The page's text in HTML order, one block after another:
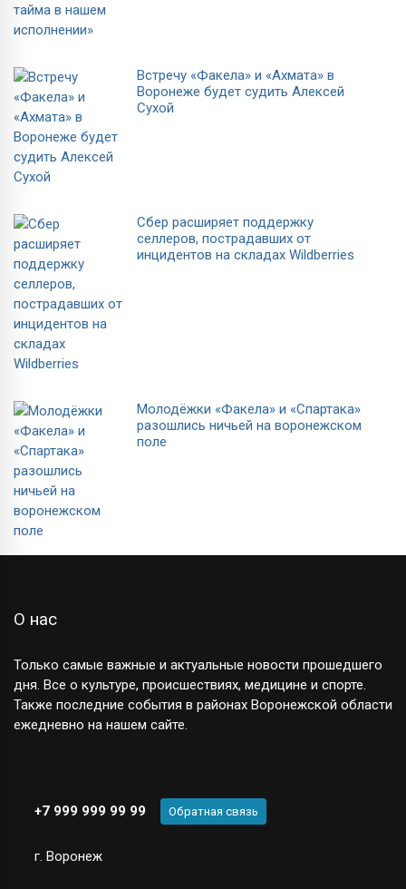
Встречу «Факела» и «Ахмата» в
Воронеже будет судить Алексей
Сухой
Сбер расширяет поддержку
селлеров, пострадавших от
инцидентов на складах Wildberries
Молодёжки «Факела» и «Спартака»
разошлись ничьей на воронежском
поле
О нас
Только самые важные и актуальные новости прошедшего
дня. Все о культуре, происшествиях, медицине и спорте.
Также последние события в районах Воронежской области
ежедневно на нашем сайте.
+7 999 999 99 99 Обратная связь
г. Воронеж